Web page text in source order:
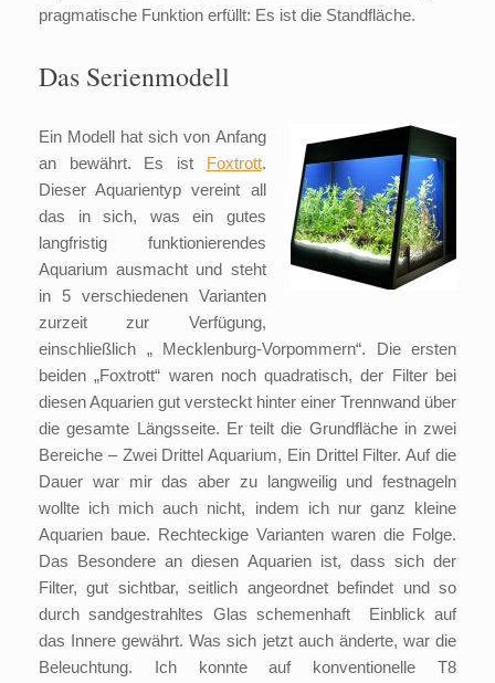
pragmatische Funktion erfüllt: Es ist die Standfläche.
Das Serienmodell
Ein Modell hat sich von Anfang
an bewährt. Es ist Foxtrott.
Dieser Aquarientyp vereint all
das in sich, was ein gutes
langfristig funktionierendes
Aquarium ausmacht und steht
in 5 verschiedenen Varianten
zurzeit zur Verfügung,
einschließlich „ Mecklenburg-Vorpommern“. Die ersten
beiden „Foxtrott“ waren noch quadratisch, der Filter bei
diesen Aquarien gut versteckt hinter einer Trennwand über
die gesamte Längsseite. Er teilt die Grundfläche in zwei
Bereiche – Zwei Drittel Aquarium, Ein Drittel Filter. Auf die
Dauer war mir das aber zu langweilig und festnageln
wollte ich mich auch nicht, indem ich nur ganz kleine
Aquarien baue. Rechteckige Varianten waren die Folge.
Das Besondere an diesen Aquarien ist, dass sich der
Filter, gut sichtbar, seitlich angeordnet befindet und so
durch sandgestrahltes Glas schemenhaft Einblick auf
das Innere gewährt. Was sich jetzt auch änderte, war die
Beleuchtung. Ich konnte auf konventionelle T8